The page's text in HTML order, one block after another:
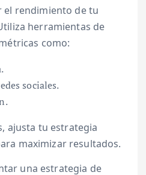
el rendimiento de tu
herramientas de
como:
sociales.
ajusta tu estrategia
maximizar resultados.
una estrategia de